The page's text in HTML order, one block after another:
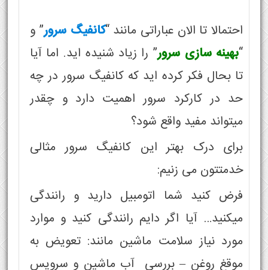
احتمالا تا الان عباراتی مانند “کانفیگ سرور” و
“بهینه سازی سرور” را زیاد شنیده اید. اما آیا
تا بحال فکر کرده اید که کانفیگ سرور در چه
حد در کارکرد سرور اهمیت دارد و چقدر
میتواند مفید واقع شود؟
برای درک بهتر این کانفیگ سرور مثالی
خدمتتون می زنیم:
فرض کنید شما اتومبیل دارید و رانندگی
میکنید… آیا اگر دایم رانندگی کنید و موارد
مورد نیاز سلامت ماشین مانند: تعویض به
موقغ روغن – بررسی آب ماشین و سرویس